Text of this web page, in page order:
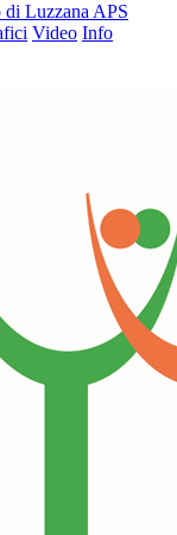
Luzzana APS
Video Info